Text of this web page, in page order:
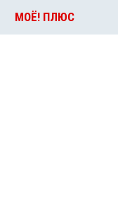
МОЁ! ПЛЮС